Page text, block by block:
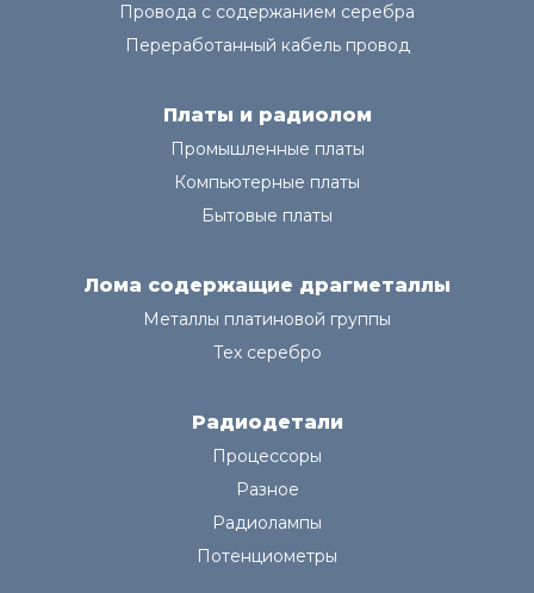
Провода с содержанием серебра
Переработанный кабель провод
Платы и радиолом
Промышленные платы
Компьютерные платы
Бытовые платы
Лома содержащие драгметаллы
Металлы платиновой группы
Тех серебро
Радиодетали
Процессоры
Разное
Радиолампы
Потенциометры